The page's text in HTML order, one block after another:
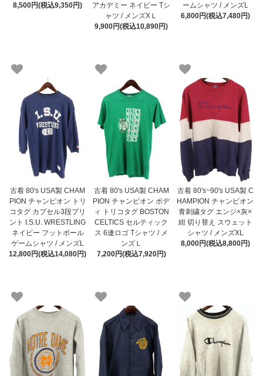
8,500円(税込9,350円)
アカデミー ネイビー Tシ
ャツ / メンズXＬ
9,900円(税込10,890円)
ームシャツ / メンズL
6,800円(税込7,480円)
古着 80's USA製 CHAM
PION チャンピオン トリ
コタグ カプセル3段プリ
ント I.S.U. WRESTLING
ネイビー フットボール
ゲームシャツ / メンズL
12,800円(税込14,080円)
古着 80's USA製 CHAM
PION チャンピオン ボデ
ィ トリコタグ BOSTON
CELTICS セルティック
ス 6連ロゴ Tシャツ / メ
ンズＬ
7,200円(税込7,920円)
古着 80's~90's USA製 C
HAMPION チャンピオン
青刺繍タグ エンジ×灰×
紺 切り替え スウェット
シャツ / メンズXL
8,000円(税込8,800円)